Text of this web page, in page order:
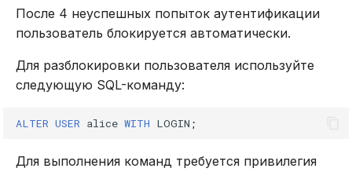
После 4 неуспешных попыток аутентификации
пользователь блокируется автоматически.
Для разблокировки пользователя используйте
следующую SQL-команду:
ALTER USER alice WITH LOGIN ;
Для выполнения команд требуется привилегия